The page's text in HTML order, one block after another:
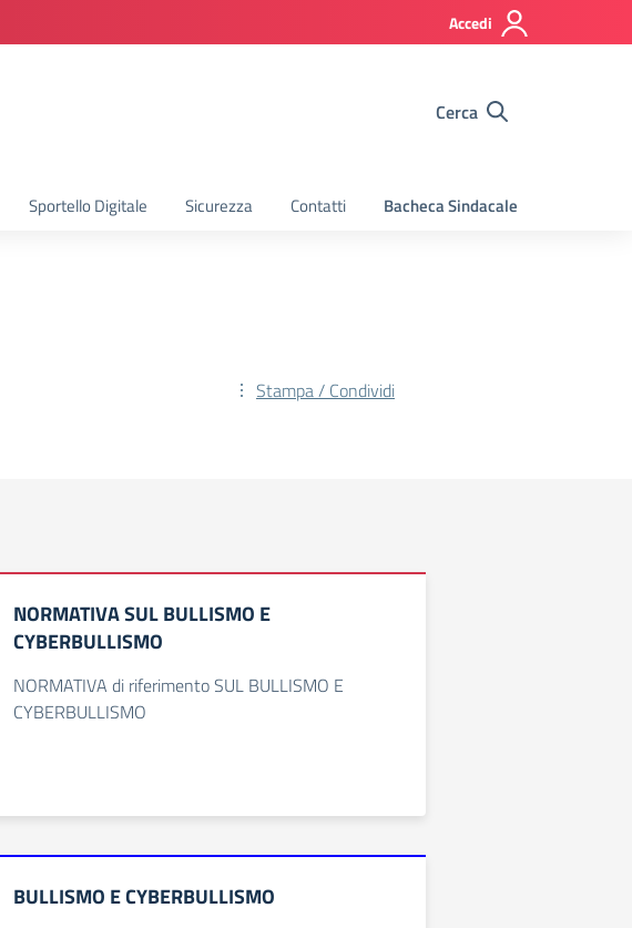
Accedi
Cerca
Sportello Digitale Sicurezza Contatti Bacheca Sindacale
Stampa / Condividi
NORMATIVA SUL BULLISMO E
CYBERBULLISMO
NORMATIVA di riferimento SUL BULLISMO E
CYBERBULLISMO
BULLISMO E CYBERBULLISMO